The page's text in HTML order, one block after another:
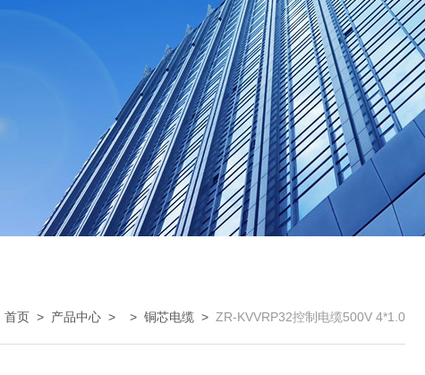
首页 > 产品中心 > > 铜芯电缆 > ZR-KVVRP32控制电缆500V 4*1.0